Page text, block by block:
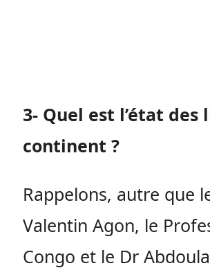
3- Quel est l’état
continent ?
Rappelons, autre que
Valentin Agon, le
Congo et le Dr